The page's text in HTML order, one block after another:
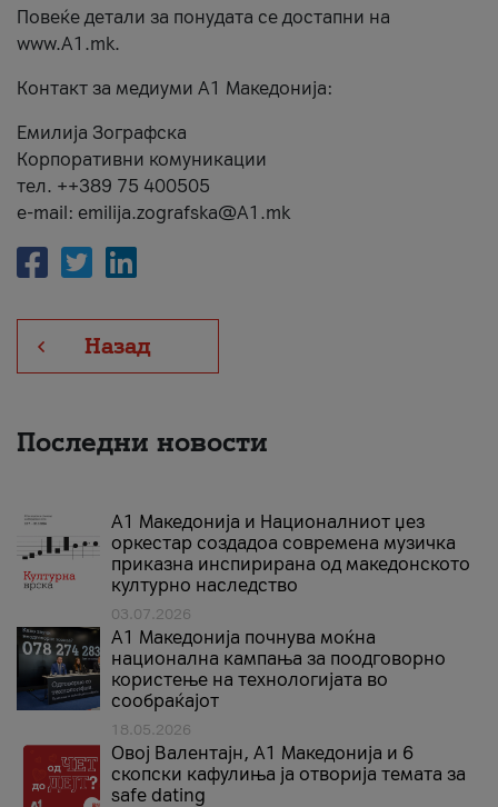
Повеќе детали за понудата се достапни на
www.А1.mk.
Контакт за медиуми А1 Македонија:
Емилија Зографска
Корпоративни комуникации
тел. ++389 75 400505
e-mail: emilija.zografska@A1.mk
Назад
Последни новости
А1 Македонија и Националниот џез
оркестар создадоа современа музичка
приказна инспирирана од македонското
културно наследство
03.07.2026
A1 Македонија почнува моќна
национална кампања за поодговорно
користење на технологијата во
сообраќајот
18.05.2026
Овој Валентајн, A1 Македонија и 6
скопски кафулиња ја отворија темата за
safe dating